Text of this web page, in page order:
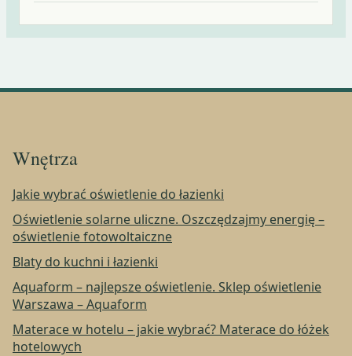
Wnętrza
Jakie wybrać oświetlenie do łazienki
Oświetlenie solarne uliczne. Oszczędzajmy energię –
oświetlenie fotowoltaiczne
Blaty do kuchni i łazienki
Aquaform – najlepsze oświetlenie. Sklep oświetlenie
Warszawa – Aquaform
Materace w hotelu – jakie wybrać? Materace do łóżek
hotelowych